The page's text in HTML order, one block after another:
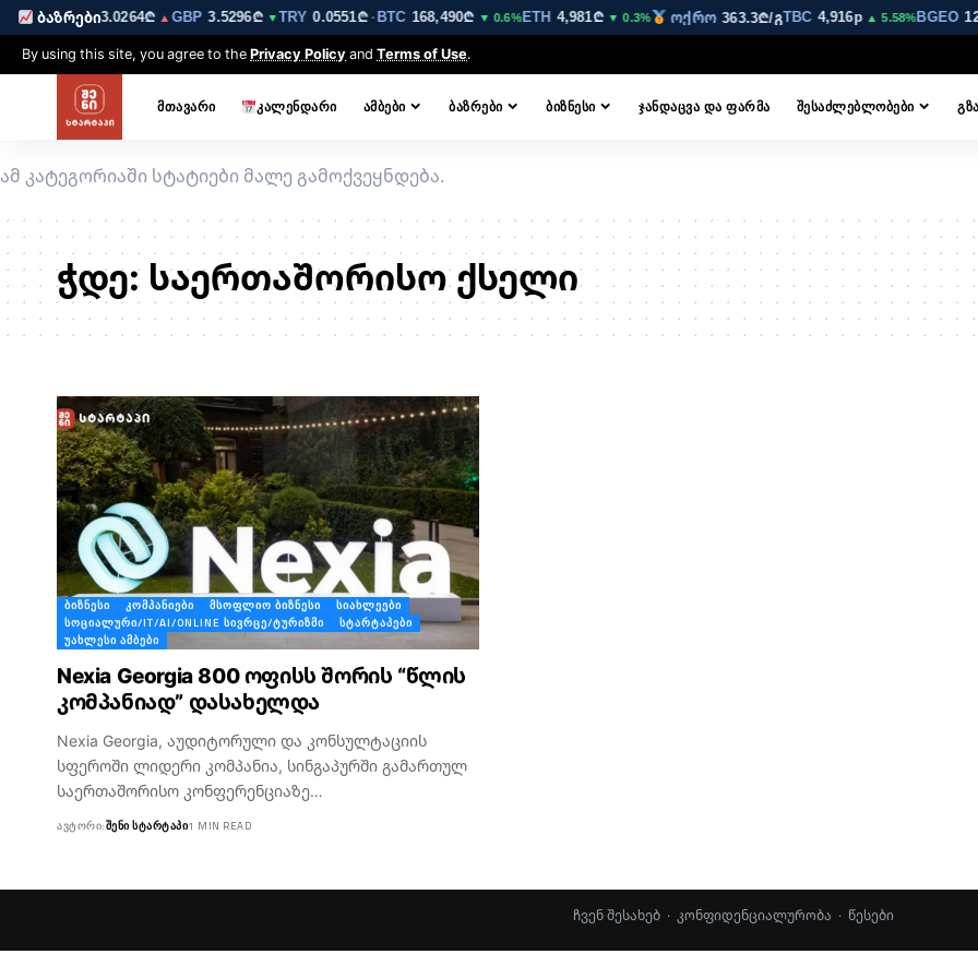
ბაზრები
▼EUR3.0264₾▲GBP3.5296₾▼TRY0.0551₾· BTC168,490₾▼ 0.6%ETH4,981₾▼ 0.3% ოქრო363.3₾/გTBC4,916p▲ 5.58%BGEO
By using this site, you agree to thePrivacy Policyand Terms of Use.
ᲛᲗᲐᲕᲐᲠᲘ ᲙᲐᲚᲔᲜᲓᲐᲠᲘ ᲐᲛᲑᲔᲑᲘ ᲑᲐᲖᲠᲔᲑᲘ ᲑᲘᲖᲜᲔᲡᲘ ᲯᲐᲜᲓᲐᲪᲕᲐ ᲓᲐ ᲤᲐᲠᲛᲐ ᲨᲔᲡᲐᲫᲚᲔᲑᲚᲝᲑᲔᲑᲘ
ამ კატეგორიაში სტატიები მალე გამოქვეყნდება.
ჭდე: საერთაშორისო ქსელი
ᲑᲘᲖᲜᲔᲡᲘ ᲙᲝᲛᲞᲐᲜᲘᲔᲑᲘ ᲛᲡᲝᲤᲚᲘᲝ ᲑᲘᲖᲜᲔᲡᲘ
ᲡᲘᲐᲮᲚᲔᲔᲑᲘ
ᲡᲝᲪᲘᲐᲚᲣᲠᲘ/IT/AI/ONLINE ᲡᲘᲕᲠᲪᲔ/ᲢᲣᲠᲘᲖᲛᲘ
ᲡᲢᲐᲠᲢᲐᲞᲔᲑᲘ
ᲣᲐᲮᲚᲔᲡᲘ ᲐᲛᲑᲔᲑᲘ
Nexia Georgia 800 ოფისს შორის “წლის
კომპანიად” დასახელდა
Nexia Georgia, აუდიტორული და კონსულტაციის
სფეროში ლიდერი კომპანია, სინგაპურში გამართულ
საერთაშორისო კონფერენციაზე…
ᲐᲕᲢᲝᲠᲘ:ᲨᲔᲜᲘ ᲡᲢᲐᲠᲢᲐᲞᲘ1 MIN READ
ჩვენ შესახებ · კონფიდენციალურობა · წესები